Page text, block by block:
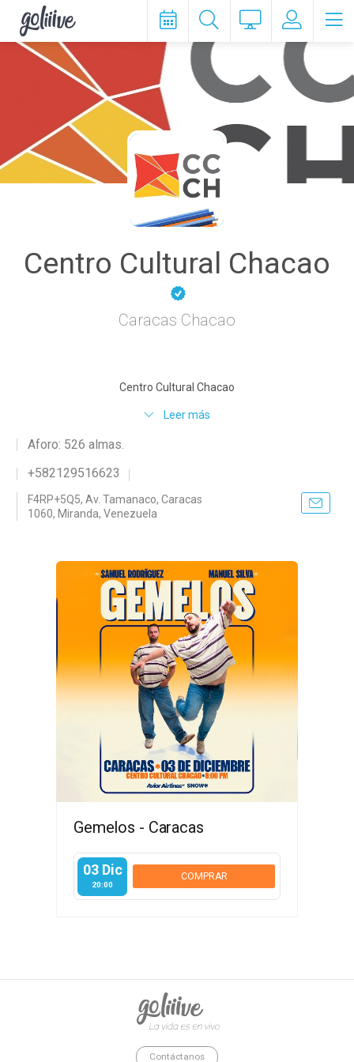
goliiive
Centro Cultural Chacao
Caracas Chacao
Centro Cultural Chacao
Leer más
Aforo: 526 almas.
+582129516623
F4RP+5Q5, Av. Tamanaco, Caracas
1060, Miranda, Venezuela
Gemelos - Caracas
03 Dic
20:00
COMPRAR
goliiive - La vida es en vivo.
Contáctanos